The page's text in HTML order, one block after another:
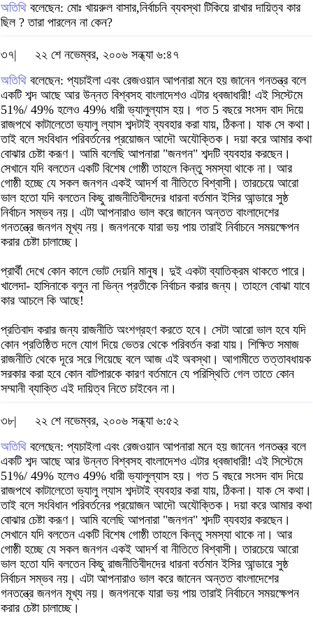
অতিথি বলেছেন: মোঃ খায়রুল বাসার,নির্বাচনি ব্যবস্থা টিকিয়ে রাখার দায়িত্ব কার
ছিল ? তারা পারলেন না কেন?
৩৭|
২২ শে নভেম্বর, ২০০৬ সন্ধ্যা ৬:৪৭
অতিথি বলেছেন: প্যচাইলা এবং রেজওয়ান আপনারা মনে হয় জানেন গনতন্ত্র বলে
একটি শব্দ আছে আর উন্নত বিশ্বসহ বাংলাদেশও এটার ধ্বজাধারী! এই সিস্টেমে
51%/ 49% হলেও 49% ধারী ভ্যালুল্যাস হয়। গত 5 বছরে সংসদ বাদ দিয়ে
রাজপথে কাটালেতো ভ্যালু ল্যাস শব্দটাই ব্যবহার করা যায়, ঠিকনা। যাক সে কথা।
তাই বলে সংবিধান পরিবর্তনের প্রয়োজন আদৌ অযৌক্তিক। দয়া করে আমার কথা
বোঝার চেষ্টা করূণ। আমি বলেছি আপনারা "জনগন" শব্দটি ব্যবহার করছেন।
সেখানে যদি বলতেন একটি বিশেষ গোষ্ঠী তাহলে কিন্তু সমস্যা থাকে না। আর
গোষ্ঠী হচ্ছে যে সকল জনগন একই আদর্শ বা নীতিতে বিশ্বাসী। তারচেয়ে আরো
ভাল হতো যদি বলতেন কিছু রাজনীতিবীদদের ধারনা বর্তমান ইসির আন্ডারে সুষ্ঠ
নির্বাচন সম্ভব নয়। এটা আপনারাও ভাল করে জানেন অন্তত বাংলাদেশের
গনতন্ত্রে জনগন মূখ্য নয়। জনগনকে যারা ভয় পায় তারাই নির্বাচনে সময়ক্ষেপন
করার চেষ্টা চালাচ্ছে।
প্রার্থী দেখে কোন কালে ভোট দেয়নি মানুষ। দুই একটা ব্যাতিক্রম থাকতে পারে।
খালেদা- হাসিনাকে বলুন না ভিন্ন প্রতীকে নির্বাচন করার জন্য। তাহলে বোঝা যাবে
কার আচলে কি আছে!
প্রতিবাদ করার জন্য রাজনীতি অংশগ্রহণ করতে হবে। সেটা আরো ভাল হবে যদি
কোন প্রতিষ্ঠিত দলে যোগ দিয়ে ভেতর থেকে পরিবর্তন করা যায়। শিক্ষিত সমাজ
রাজনীতি থেকে দূরে সরে গিয়েছে বলে আজ এই অবস্থা। আগামীতে তত্তাবধায়ক
সরকার করা হবে কোন বাটপারকে কারণ বর্তমানে যে পরিস্থিতি গেল তাতে কোন
সম্মানী ব্যাক্তি এই দায়িত্ব নিতে চাইবেন না।
৩৮|
২২ শে নভেম্বর, ২০০৬ সন্ধ্যা ৬:৫২
অতিথি বলেছেন: প্যচাইলা এবং রেজওয়ান আপনারা মনে হয় জানেন গনতন্ত্র বলে
একটি শব্দ আছে আর উন্নত বিশ্বসহ বাংলাদেশও এটার ধ্বজাধারী! এই সিস্টেমে
51%/ 49% হলেও 49% ধারী ভ্যালুল্যাস হয়। গত 5 বছরে সংসদ বাদ দিয়ে
রাজপথে কাটালেতো ভ্যালু ল্যাস শব্দটাই ব্যবহার করা যায়, ঠিকনা। যাক সে কথা।
তাই বলে সংবিধান পরিবর্তনের প্রয়োজন আদৌ অযৌক্তিক। দয়া করে আমার কথা
বোঝার চেষ্টা করূণ। আমি বলেছি আপনারা "জনগন" শব্দটি ব্যবহার করছেন।
সেখানে যদি বলতেন একটি বিশেষ গোষ্ঠী তাহলে কিন্তু সমস্যা থাকে না। আর
গোষ্ঠী হচ্ছে যে সকল জনগন একই আদর্শ বা নীতিতে বিশ্বাসী। তারচেয়ে আরো
ভাল হতো যদি বলতেন কিছু রাজনীতিবীদদের ধারনা বর্তমান ইসির আন্ডারে সুষ্ঠ
নির্বাচন সম্ভব নয়। এটা আপনারাও ভাল করে জানেন অন্তত বাংলাদেশের
গনতন্ত্রে জনগন মূখ্য নয়। জনগনকে যারা ভয় পায় তারাই নির্বাচনে সময়ক্ষেপন
করার চেষ্টা চালাচ্ছে।